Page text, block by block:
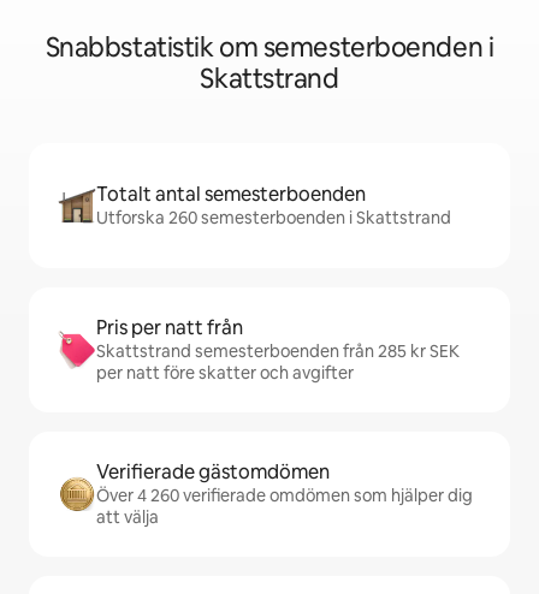
Snabbstatistik om semesterboenden i
Skattstrand
Totalt antal semesterboenden
Utforska 260 semesterboenden i Skattstrand
Pris per natt från
Skattstrand semesterboenden från 285 kr SEK
per natt före skatter och avgifter
Verifierade gästomdömen
Över 4 260 verifierade omdömen som hjälper dig
att välja